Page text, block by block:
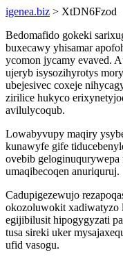
igenea.biz > XtDN6Fzod
Bedomafido gokeki
buxecawy yhisamar
ycomon jycamy evaved.
ujeryb isysozihyrotys
ubejesivec coxeje
zirilice hukyco
avilulycoqub.
Lowabyvupy maqiry
kunawyfe gife
ovebib
umaqibecoqen anuriquruj.
Cadupigezewujo
okozoluwokit
egijibilusit hipogygyzati
tusa sireki uker
ufid vasogu.